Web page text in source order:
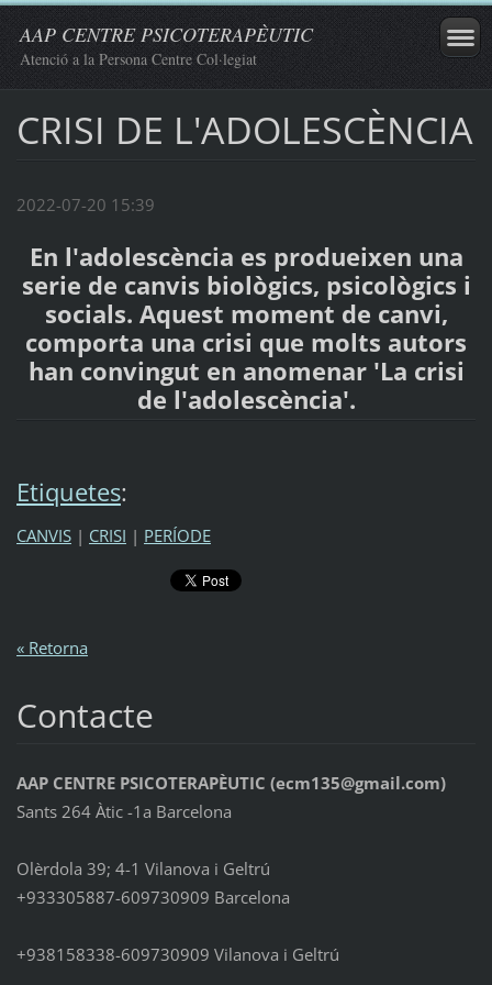
AAP CENTRE PSICOTERAPÈUTIC
Atenció a la Persona Centre Col·legiat
CRISI DE L'ADOLESCÈNCIA
2022-07-20 15:39
En l'adolescència es produeixen una
serie de canvis biològics, psicològics i
socials. Aquest moment de canvi,
comporta una crisi que molts autors
han convingut en anomenar 'La crisi
de l'adolescència'.
Etiquetes:
CANVIS | CRISI | PERÍODE
« Retorna
Contacte
AAP CENTRE PSICOTERAPÈUTIC (ecm135@gmail.com)
Sants 264 Àtic -1a Barcelona
Olèrdola 39; 4-1 Vilanova i Geltrú
+933305887-609730909 Barcelona
+938158338-609730909 Vilanova i Geltrú